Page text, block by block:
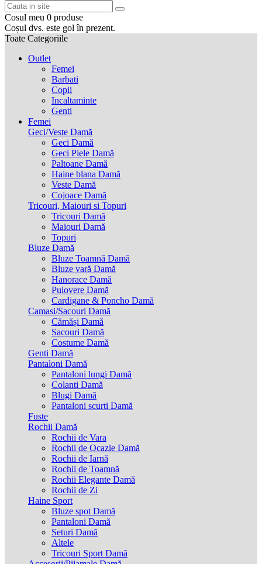
Cosul meu 0 produse
Coșul dvs. este gol în prezent.
Toate Categoriile
Outlet
Femei
Barbati
Copii
Incaltaminte
Genti
Femei
Geci/Veste Damă
Geci Damă
Geci Piele Damă
Paltoane Damă
Haine blana Damă
Veste Damă
Cojoace Damă
Tricouri, Maiouri si Topuri
Tricouri Damă
Maiouri Damă
Topuri
Bluze Damă
Bluze Toamnă Damă
Bluze vară Damă
Hanorace Damă
Pulovere Damă
Cardigane & Poncho Damă
Camasi/Sacouri Damă
Cămăși Damă
Sacouri Damă
Costume Damă
Genti Damă
Pantaloni Damă
Pantaloni lungi Damă
Colanti Damă
Blugi Damă
Pantaloni scurti Damă
Fuste
Rochii Damă
Rochii de Vara
Rochii de Ocazie Damă
Rochii de Iarnă
Rochii de Toamnă
Rochii Elegante Damă
Rochii de Zi
Haine Sport
Bluze spot Damă
Pantaloni Damă
Seturi Damă
Altele
Tricouri Sport Damă